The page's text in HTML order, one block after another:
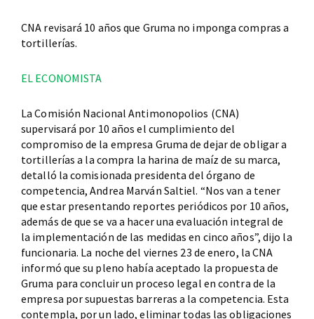
CNA revisará 10 años que Gruma no imponga compras a
tortillerías.
EL ECONOMISTA
La Comisión Nacional Antimonopolios (CNA)
supervisará por 10 años el cumplimiento del
compromiso de la empresa Gruma de dejar de obligar a
tortillerías a la compra la harina de maíz de su marca,
detalló la comisionada presidenta del órgano de
competencia, Andrea Marván Saltiel. “Nos van a tener
que estar presentando reportes periódicos por 10 años,
además de que se va a hacer una evaluación integral de
la implementación de las medidas en cinco años”, dijo la
funcionaria. La noche del viernes 23 de enero, la CNA
informó que su pleno había aceptado la propuesta de
Gruma para concluir un proceso legal en contra de la
empresa por supuestas barreras a la competencia. Esta
contempla, por un lado, eliminar todas las obligaciones